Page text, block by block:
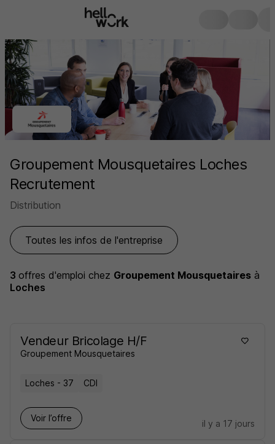
Groupement Mousquetaires Loches
Recrutement
Distribution
Toutes les infos de l'entreprise
3 offres d'emploi chez Groupement Mousquetaires à
Loches
Vendeur Bricolage H/F
Groupement Mousquetaires
Loches - 37 CDI
Voir l’offre
il y a 17 jours